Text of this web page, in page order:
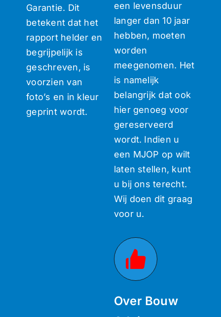
Garantie. Dit
betekent dat het
rapport helder en
begrijpelijk is
geschreven, is
voorzien van
foto’s en in kleur
geprint wordt.
een levensduur
langer dan 10 jaar
hebben, moeten
worden
meegenomen. Het
is namelijk
belangrijk dat ook
hier genoeg voor
gereserveerd
wordt. Indien u
een MJOP op wilt
laten stellen, kunt
u bij ons terecht.
Wij doen dit graag
voor u.
Over Bouw